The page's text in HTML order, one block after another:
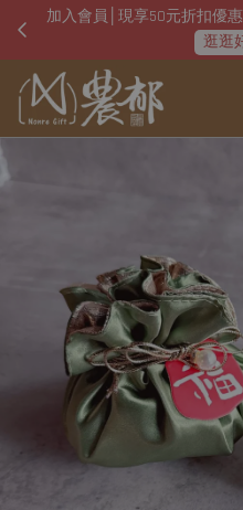
加入會員│現享50元折扣優惠
逛逛